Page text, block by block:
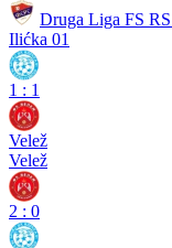
Druga Liga FS
Ilićka 01
1 : 1
Velež
Velež
2 : 0